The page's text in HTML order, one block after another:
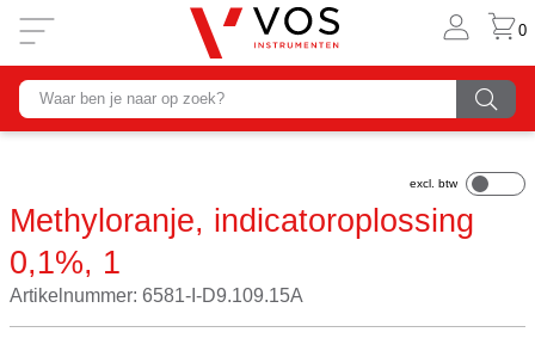
0
Methyloranje, indicatoroplossing
0,1%, 1
Artikelnummer: 6581-I-D9.109.15A